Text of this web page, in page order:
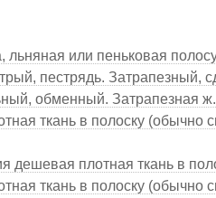
льняная или пеньковая
пестрядь. Затрапезный,
обменный. Затрапезная ж.
ткань в полоску (обычно
дешевая плотная ткань в
ткань в полоску (обычно